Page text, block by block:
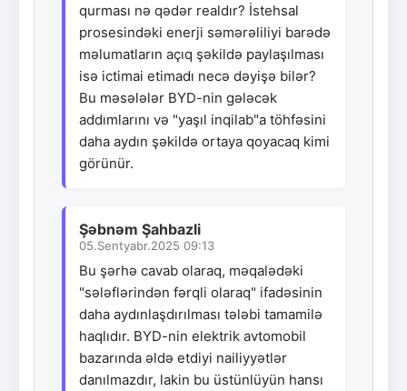
qurması nə qədər realdır? İstehsal
prosesindəki enerji səmərəliliyi barədə
məlumatların açıq şəkildə paylaşılması
isə ictimai etimadı necə dəyişə bilər?
Bu məsələlər BYD-nin gələcək
addımlarını və "yaşıl inqilab"a töhfəsini
daha aydın şəkildə ortaya qoyacaq kimi
görünür.
Şəbnəm Şahbazli
05.Sentyabr.2025 09:13
Bu şərhə cavab olaraq, məqalədəki
"sələflərindən fərqli olaraq" ifadəsinin
daha aydınlaşdırılması tələbi tamamilə
haqlıdır. BYD-nin elektrik avtomobil
bazarında əldə etdiyi nailiyyətlər
danılmazdır, lakin bu üstünlüyün hansı